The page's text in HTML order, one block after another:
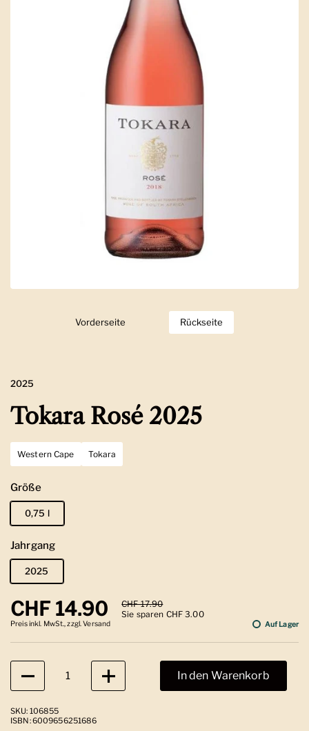
Zeige Folie 1
Vorderseite Zeige Folie 2
Rückseite
2025
Tokara Rosé 2025
Western Cape Tokara
Größe
0,75 l
Jahrgang
2025
Regulärer Preis
CHF 14.90 Sale-Preis
CHF 17.90
Sie sparen CHF 3.00
Preis inkl. MwSt., zzgl. Versand Auf Lager
Anzahl
In den Warenkorb
SKU: 106855
ISBN: 6009656251686